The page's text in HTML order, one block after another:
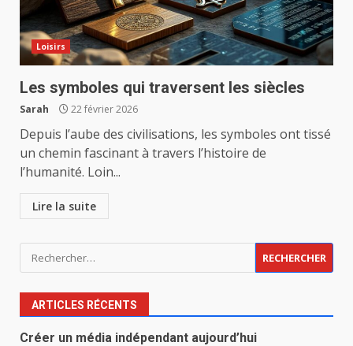
Loisirs
Les symboles qui traversent les siècles
Sarah 22 février 2026
Depuis l’aube des civilisations, les symboles ont tissé
un chemin fascinant à travers l’histoire de
l’humanité. Loin...
Lire la suite
Rechercher :
ARTICLES RÉCENTS
Créer un média indépendant aujourd’hui